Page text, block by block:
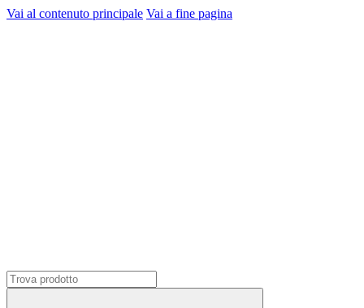
Vai al contenuto principale Vai a fine pagina